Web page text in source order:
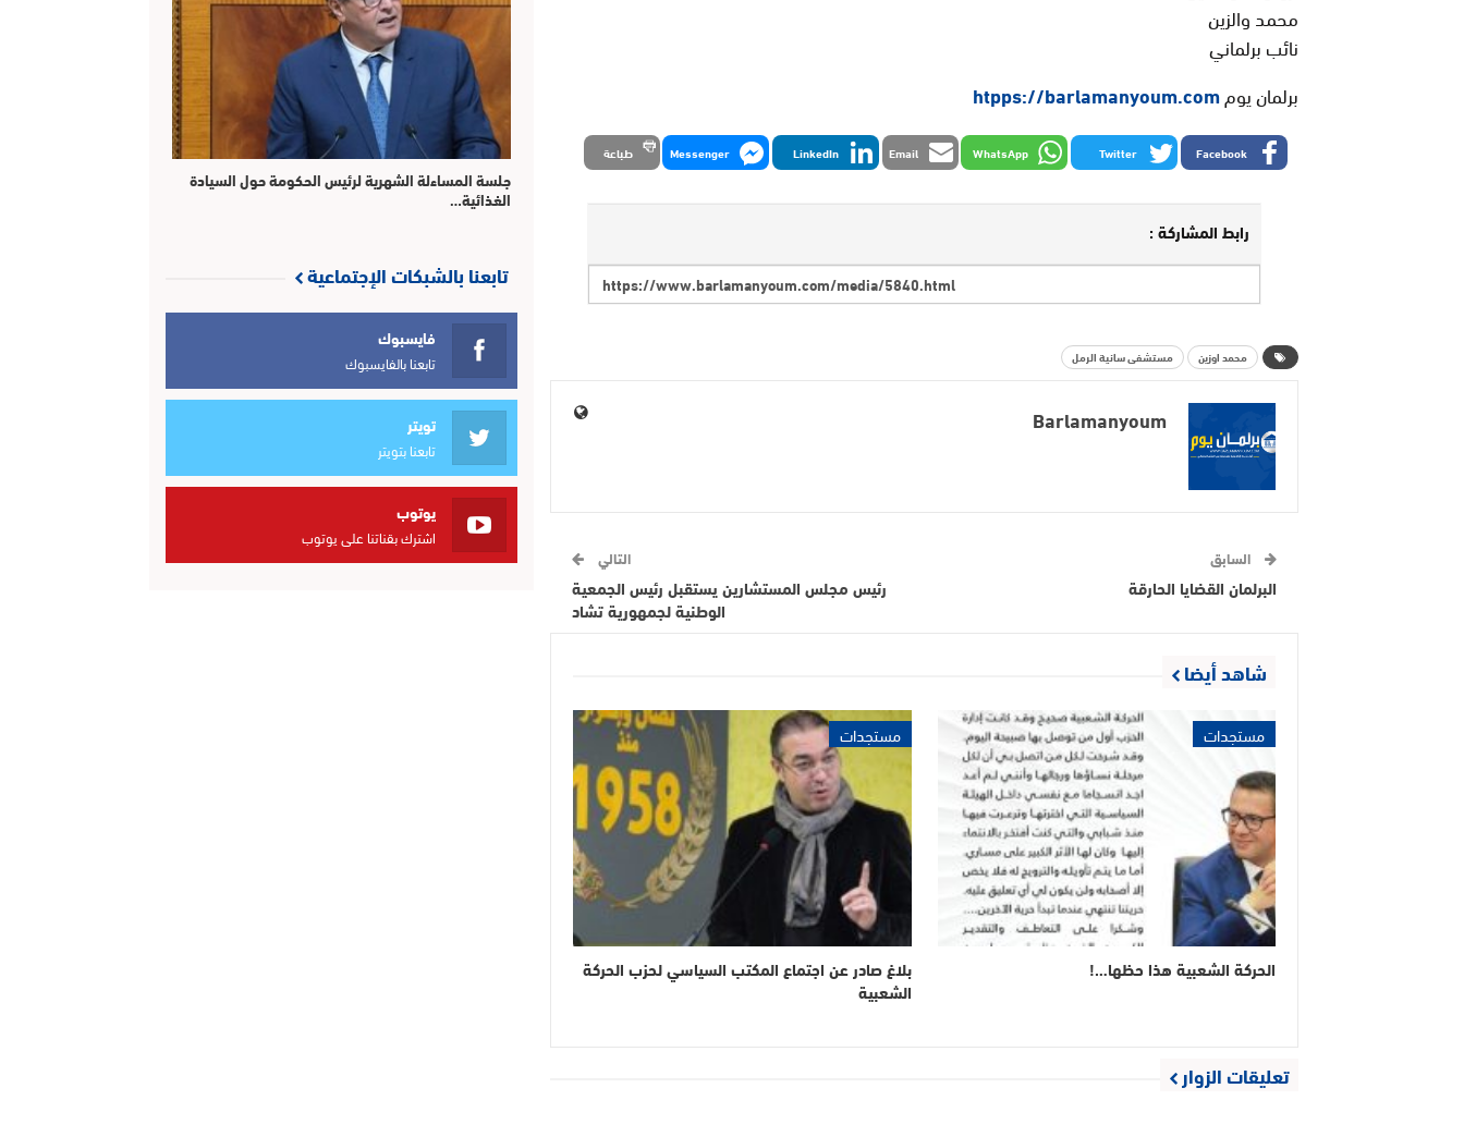
محمد والزين
نائب برلماني
برلمان يومhtpps://barlamanyoum.com
Facebook
Twitter
WhatsApp
Email
LinkedIn
Messenger طباعة
رابط المشاركة :
محمد اوزين مستشفى سانية الرمل
Barlamanyoum
السابق
البرلمان القضايا الحارقة
التالي
رئيس مجلس المستشارين يستقبل رئيس الجمعية
الوطنية لجمهورية تشاد
شاهد أيضا
مستجدات
الحركة الشعبية هذا حظها…!
مستجدات
بلاغ صادر عن اجتماع المكتب السياسي لحزب الحركة
الشعبية
تعليقات الزوار
جلسة المساءلة الشهرية لرئيس الحكومة حول السيادة
الغذائية…
تابعنا بالشبكات الإجتماعية
فايسبوك
تابعنا بالفايسبوك
تويتر
تابعنا بتويتر
يوتوب
اشترك بقناتنا على يوتوب